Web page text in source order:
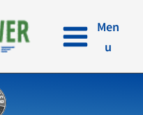
Men
u